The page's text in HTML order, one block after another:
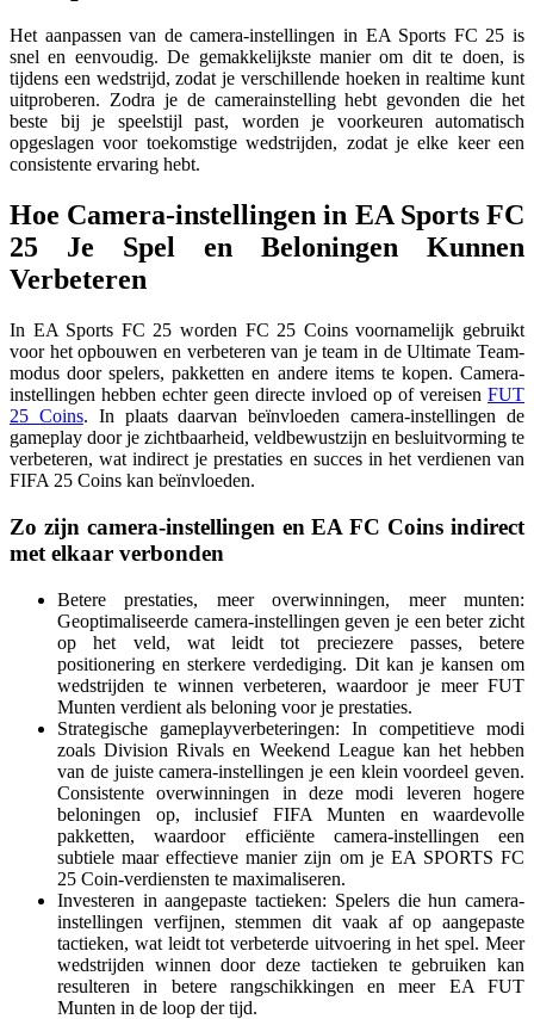
Het aanpassen van de camera-instellingen in EA Sports FC 25 is
snel en eenvoudig. De gemakkelijkste manier om dit te doen, is
tijdens een wedstrijd, zodat je verschillende hoeken in realtime kunt
uitproberen. Zodra je de camerainstelling hebt gevonden die het
beste bij je speelstijl past, worden je voorkeuren automatisch
opgeslagen voor toekomstige wedstrijden, zodat je elke keer een
consistente ervaring hebt.
Hoe Camera-instellingen in EA Sports FC
25 Je Spel en Beloningen Kunnen
In EA Sports FC 25 worden FC 25 Coins voornamelijk gebruikt
voor het opbouwen en verbeteren van je team in de Ultimate Team-
modus door spelers, pakketten en andere items te kopen. Camera-
instellingen hebben echter geen directe invloed op of vereisen FUT
25 Coins. In plaats daarvan beïnvloeden camera-instellingen de
gameplay door je zichtbaarheid, veldbewustzijn en besluitvorming te
verbeteren, wat indirect je prestaties en succes in het verdienen van
FIFA 25 Coins kan beïnvloeden.
Zo zijn camera-instellingen en EA FC Coins indirect
met elkaar verbonden
Betere prestaties, meer overwinningen, meer munten:
Geoptimaliseerde camera-instellingen geven je een beter zicht
op het veld, wat leidt tot preciezere passes, betere
positionering en sterkere verdediging. Dit kan je kansen om
wedstrijden te winnen verbeteren, waardoor je meer FUT
Munten verdient als beloning voor je prestaties.
Strategische gameplayverbeteringen: In competitieve modi
zoals Division Rivals en Weekend League kan het hebben
van de juiste camera-instellingen je een klein voordeel geven.
Consistente overwinningen in deze modi leveren hogere
beloningen op, inclusief FIFA Munten en waardevolle
pakketten, waardoor efficiënte camera-instellingen een
subtiele maar effectieve manier zijn om je EA SPORTS FC
25 Coin-verdiensten te maximaliseren.
Investeren in aangepaste tactieken: Spelers die hun camera-
instellingen verfijnen, stemmen dit vaak af op aangepaste
tactieken, wat leidt tot verbeterde uitvoering in het spel. Meer
wedstrijden winnen door deze tactieken te gebruiken kan
resulteren in betere rangschikkingen en meer EA FUT
Munten in de loop der tijd.